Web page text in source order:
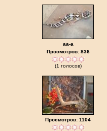
aa-a
Просмотров: 836
(1 голосов)
Просмотров: 1104